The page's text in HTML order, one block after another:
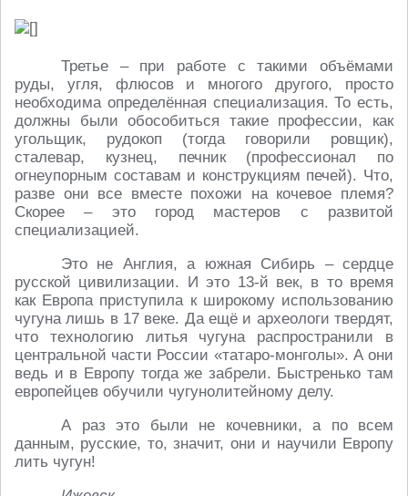
Третье – при работе с такими объёмами
руды, угля, флюсов и многого другого, просто
необходима определённая специализация. То есть,
должны были обособиться такие профессии, как
угольщик, рудокоп (тогда говорили ровщик),
сталевар, кузнец, печник (профессионал по
огнеупорным составам и конструкциям печей). Что,
разве они все вместе похожи на кочевое племя?
Скорее – это город мастеров с развитой
специализацией.
Это не Англия, а южная Сибирь – сердце
русской цивилизации. И это 13-й век, в то время
как Европа приступила к широкому использованию
чугуна лишь в 17 веке. Да ещё и археологи твердят,
что технологию литья чугуна распространили в
центральной части России «татаро-монголы». А они
ведь и в Европу тогда же забрели. Быстренько там
европейцев обучили чугунолитейному делу.
А раз это были не кочевники, а по всем
данным, русские, то, значит, они и научили Европу
лить чугун!